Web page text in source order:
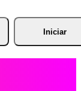
Iniciar